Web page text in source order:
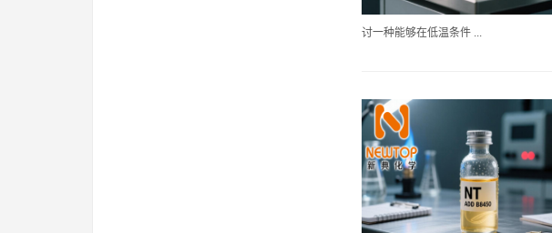
讨一种能够在低温条件 ...